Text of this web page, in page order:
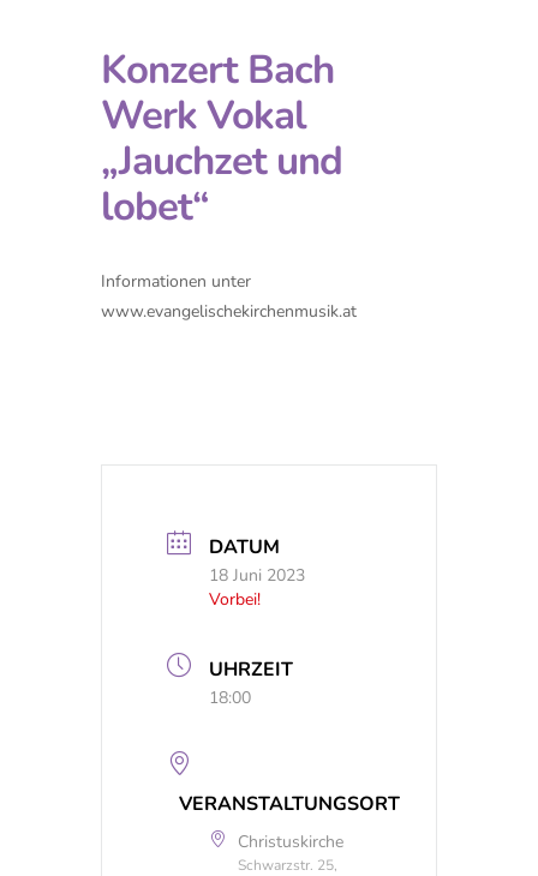
Konzert Bach
Werk Vokal
„Jauchzet und
lobet“
Informationen unter
www.evangelischekirchenmusik.at
DATUM
18 Juni 2023
Vorbei!
UHRZEIT
18:00
VERANSTALTUNGSORT
Christuskirche
Schwarzstr. 25,